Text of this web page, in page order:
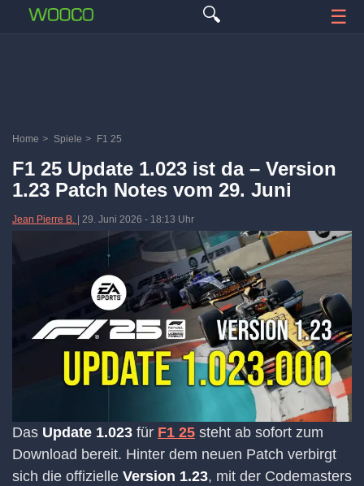
🔍 ☰
Home > Spiele > F1 25
F1 25 Update 1.023 ist da – Version
1.23 Patch Notes vom 29. Juni
Jean Pierre B. 29. Juni 2026 - 18:13 Uhr
Das Update 1.023 für F1 25 steht ab sofort zum
Download bereit. Hinter dem neuen Patch verbirgt
sich die offizielle Version 1.23, mit der Codemasters